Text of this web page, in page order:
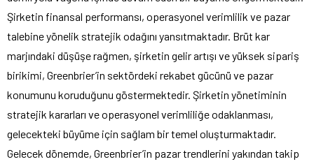
Şirketin finansal performansı, operasyonel verimlilik ve pazar
talebine yönelik stratejik odağını yansıtmaktadır. Brüt kar
marjındaki düşüşe rağmen, şirketin gelir artışı ve yüksek sipariş
birikimi, Greenbrier’in sektördeki rekabet gücünü ve pazar
konumunu koruduğunu göstermektedir. Şirketin yönetiminin
stratejik kararları ve operasyonel verimliliğe odaklanması,
gelecekteki büyüme için sağlam bir temel oluşturmaktadır.
Gelecek dönemde, Greenbrier’in pazar trendlerini yakından takip